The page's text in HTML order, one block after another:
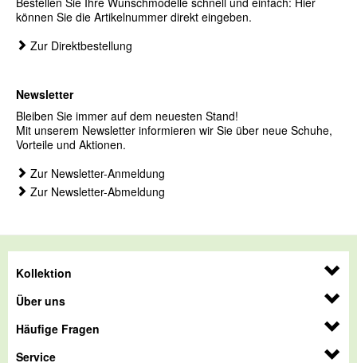
können Sie die Artikelnummer direkt eingeben.
Zur Direktbestellung
Newsletter
Bleiben Sie immer auf dem neuesten Stand!
Mit unserem Newsletter informieren wir Sie über neue Schuhe,
Vorteile und Aktionen.
Zur Newsletter-Anmeldung
Zur Newsletter-Abmeldung
Kollektion
Über uns
Häufige Fragen
Service